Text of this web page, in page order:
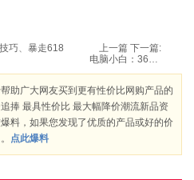
巧、 暴走618 上一篇 下一篇:
电脑小白：360随身WIFI
助广大网友买到更有性价比网购产品的
捧 最具性价比 最大幅降价潮流新品资
料，如果您发现了优质的产品或好的价
点此爆料